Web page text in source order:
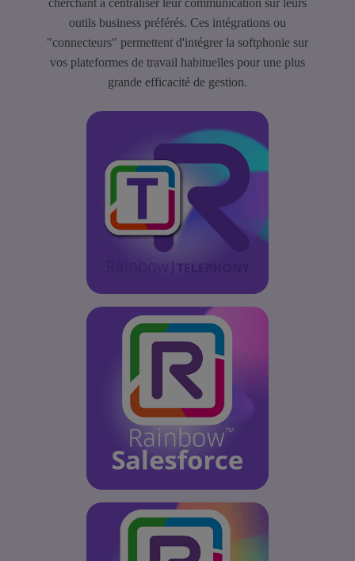
cherchant à centraliser leur communication sur leurs
outils business préférés. Ces intégrations ou
"connecteurs" permettent d'intégrer la softphonie sur
vos plateformes de travail habituelles pour une plus
grande efficacité de gestion.